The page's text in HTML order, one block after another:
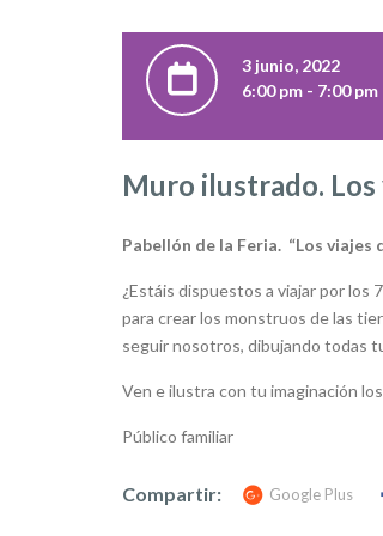
3 junio, 2022
6:00 pm - 7:00 pm
Muro ilustrado. Los
Pabellón de la Feria. “Los viajes
¿Estáis dispuestos a viajar por los
para crear los monstruos de las
seguir nosotros, dibujando todas
Ven e ilustra con tu imaginación
Público familiar
Compartir: Google Plus